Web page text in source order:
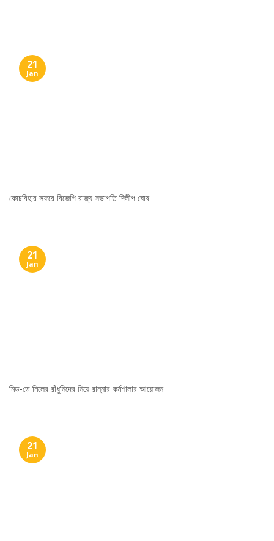
কোচবিহার সফরে বিজেপি রাজ্য সভাপতি দিলীপ ঘোষ
21
Jan
মিড-ডে মিলের রাঁধুনিদের নিয়ে রান্নার কর্মশালার আয়োজন
21
Jan
21
Jan